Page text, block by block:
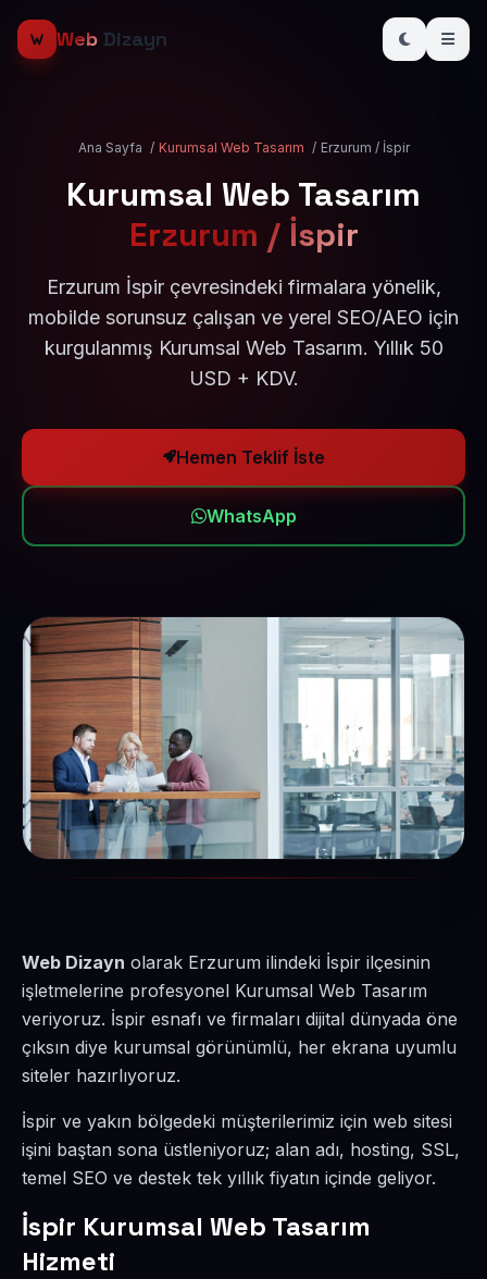
Web Dizayn
Ana Sayfa / Kurumsal Web Tasarım / Erzurum / İspir
Kurumsal Web Tasarım
Erzurum / İspir
Erzurum İspir çevresindeki firmalara yönelik,
mobilde sorunsuz çalışan ve yerel SEO/AEO için
kurgulanmış Kurumsal Web Tasarım. Yıllık 50
USD + KDV.
Hemen Teklif İste
WhatsApp
Web Dizayn olarak Erzurum ilindeki İspir ilçesinin
işletmelerine profesyonel Kurumsal Web Tasarım
veriyoruz. İspir esnafı ve firmaları dijital dünyada öne
çıksın diye kurumsal görünümlü, her ekrana uyumlu
siteler hazırlıyoruz.
İspir ve yakın bölgedeki müşterilerimiz için web sitesi
işini baştan sona üstleniyoruz; alan adı, hosting, SSL,
temel SEO ve destek tek yıllık fiyatın içinde geliyor.
İspir Kurumsal Web Tasarım
Hizmeti